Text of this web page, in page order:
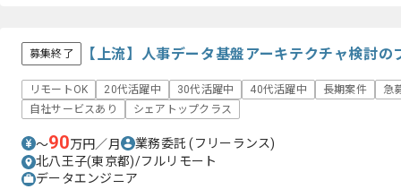
募集終了 【上流】人事データ基盤アーキテクチャ検討
リモートOK 20代活躍中 30代活躍中 40代活躍中 長期案件
急
自社サービスあり
シェアトップクラス
〜90万円／月 業務委託(フリーランス)
北八王子(東京都)/フルリモート
データエンジニア